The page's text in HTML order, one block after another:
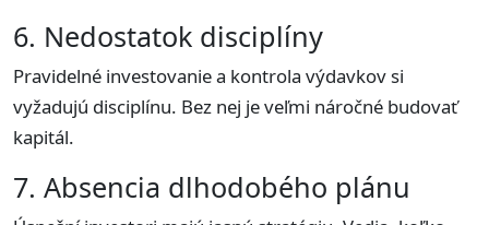
6. Nedostatok disciplíny
Pravidelné investovanie a kontrola výdavkov si
vyžadujú disciplínu. Bez nej je veľmi náročné budovať
kapitál.
7. Absencia dlhodobého plánu